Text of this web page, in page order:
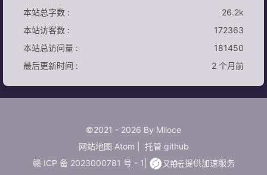
本站总字数 :
26.2k
本站访客数 :
172363
本站总访问量 :
181450
最后更新时间 :
2 个月前
©2021 - 2026 By Miloce
网站地图 Atom 托管 github
赣 ICP 备 2023000781 号 - 1
提供加速服务